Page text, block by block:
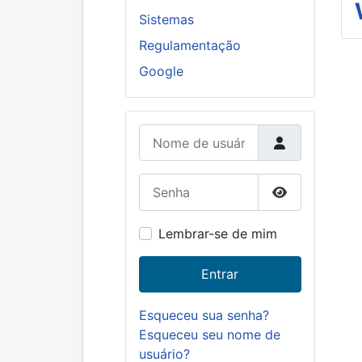
Sistemas
Regulamentação
Google
Nome de usuário
Mostrar senha
Lembrar-se de mim
Entrar
Esqueceu sua senha?
Esqueceu seu nome de
usuário?